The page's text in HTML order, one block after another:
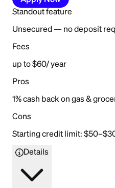
Standout feature
Unsecured — no deposit
Fees
up to $60/ year
Pros
1% cash back on gas &
Cons
Starting credit limit:
Details